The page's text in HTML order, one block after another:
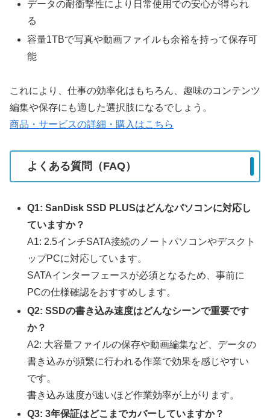
データの耐衝撃性により日常使用での安心が得られ
る
容量1TBで写真や動画ファイルも余裕を持って保存可
能
これにより、仕事の効率化はもちろん、趣味のコンテンツ
編集や保存にも適した選択肢になるでしょう。
商品・サービスの詳細・購入はこちら
よくある質問（FAQ）
Q1: SanDisk SSD PLUSはどんなパソコンに対応し
ていますか？
A1: 2.5インチSATA接続のノートパソコンやデスクト
ップPCに対応しています。
SATAインターフェースが必須となるため、事前に
PCの仕様確認をおすすめします。
Q2: SSDの書き込み速度はどんなシーンで重要です
か？
A2: 大容量ファイルの保存や動画編集など、データの
書き込みが頻繁に行われる作業で効果を感じやすい
です。
書き込み速度が速いほど作業効率が上がります。
Q3: 3年保証はどこまでカバーしていますか？